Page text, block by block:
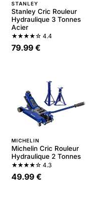
STANLEY
Stanley Cric Rouleur
Hydraulique 3 Tonnes
Acier
★★★★☆ 4.4
79.99 €
MICHELIN
Michelin Cric Rouleur
Hydraulique 2 Tonnes
★★★★☆ 4.3
49.99 €